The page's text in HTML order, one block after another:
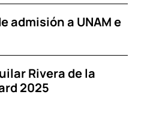
admisión a UNAM e
Rivera de la
2025